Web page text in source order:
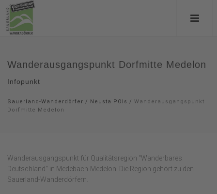
Wanderausgangspunkt Dorfmitte Medelon
Infopunkt
Sauerland-Wanderdörfer / Neusta POIs / Wanderausgangspunkt
Dorfmitte Medelon
Wanderausgangspunkt für Qualitätsregion "Wanderbares
Deutschland" in Medebach-Medelon. Die Region gehört zu den
Sauerland-Wanderdörfern.